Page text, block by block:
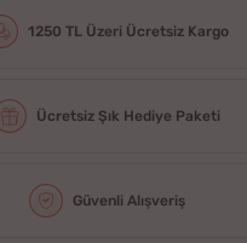
1250 TL Üzeri Ücretsiz Kargo
Ücretsiz Şık Hediye Paketi
Güvenli Alışveriş